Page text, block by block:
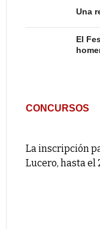
Una
El
CONCURSOS
La inscripción
Lucero, hasta el